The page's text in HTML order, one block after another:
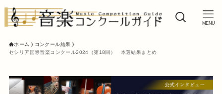
MENU
ホーム
コンクール結果
セシリア国際音楽コンクール2024（第18回） 本選結果まとめ